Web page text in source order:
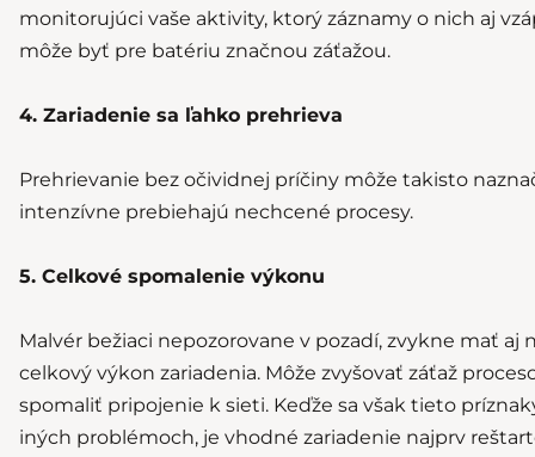
monitorujúci vaše aktivity, ktorý záznamy o nich aj
môže byť pre batériu značnou záťažou.
4. Zariadenie sa ľahko prehrieva
Prehrievanie bez očividnej príčiny môže takisto
intenzívne prebiehajú nechcené procesy.
5. Celkové spomalenie výkonu
Malvér bežiaci nepozorovane v pozadí, zvykne mať aj
celkový výkon zariadenia. Môže zvyšovať záťaž
spomaliť pripojenie k sieti. Keďže sa však tieto
iných problémoch, je vhodné zariadenie najprv